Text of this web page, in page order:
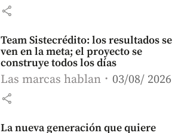
share
Team Sistecrédito: los resultados se
ven en la meta; el proyecto se
construye todos los días
Las marcas hablan 03/08/ 2026
share
La nueva generación que quiere